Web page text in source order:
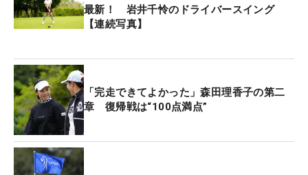
「多分、何かが動き出すだろうな」と不安を抱えた
状態で15番のティに立った。「そこまではずっと気
ちを冷静に強く持つことを意識してました」とパー
セーブ。西郷がボギーを喫したことで、リードが2
打に広がった。その後は17番でバーディを獲り、盤
石なゴルフで逃げ切りVを果たした。
メンタル勝負の18ホールを制し、「辛かったです
最新！ 岩井千怜のドライバースイング
【連続写真】
「完走できてよかった」森田理香子の第二
章 復帰戦は“100点満点”